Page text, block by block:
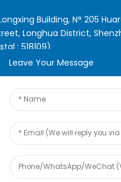
Building, N° 205
Longhua District,
: 518109)
Ligne
de renseignements
Leave Your Message